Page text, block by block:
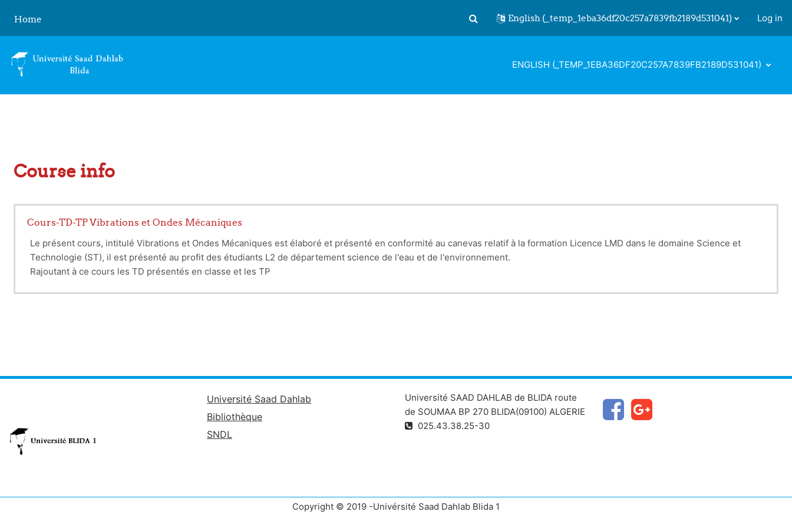
Home
Toggle search input
English ‎(_temp_1eba36df20c257a7839fb2189d531041)‎ Log in
ENGLISH ‎(_TEMP_1EBA36DF20C257A7839FB2189D531041)‎
Course info
Cours-TD-TP Vibrations et Ondes Mécaniques
Le présent cours, intitulé Vibrations et Ondes Mécaniques est élaboré et présenté en conformité au canevas relatif à la formation Licence LMD dans le domaine Science et
Technologie (ST), il est présenté au profit des étudiants L2 de département science de l'eau et de l'environnement.
Rajoutant à ce cours les TD présentés en classe et les TP
Université Saad Dahlab
Bibliothèque
SNDL
Université SAAD DAHLAB de BLIDA route
de SOUMAA BP 270 BLIDA(09100) ALGERIE
025.43.38.25-30
Copyright © 2019 -Univérsité Saad Dahlab Blida 1